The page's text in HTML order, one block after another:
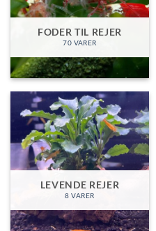
FODER TIL REJER
70 VARER
LEVENDE REJER
8 VARER